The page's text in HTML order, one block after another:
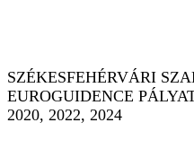
SZÉKESFEHÉRVÁRI
EUROGUIDENCE
2020, 2022, 2024